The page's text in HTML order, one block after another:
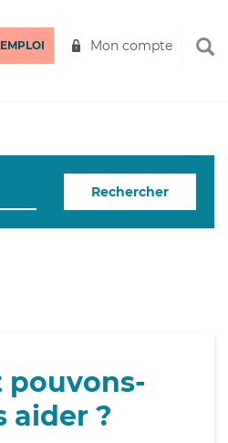
EMPLOI Mon compte
Rechercher
pouvons-
aider ?